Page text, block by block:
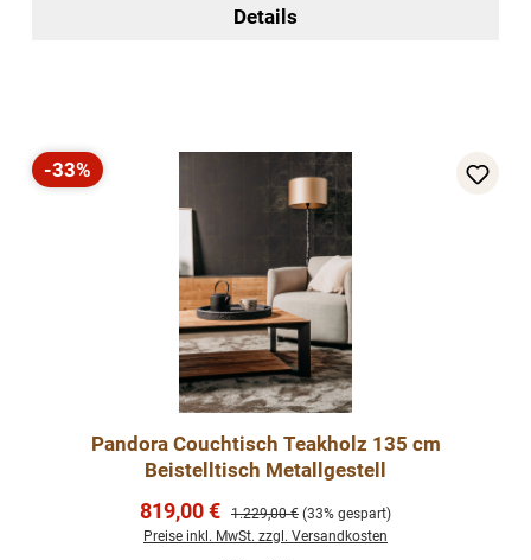
Details
Rabatt
-33%
Pandora Couchtisch Teakholz 135 cm
Beistelltisch Metallgestell
Verkaufspreis:
819,00 € Regulärer Preis:
1.229,00 € (33% gespart)
Preise inkl. MwSt. zzgl. Versandkosten